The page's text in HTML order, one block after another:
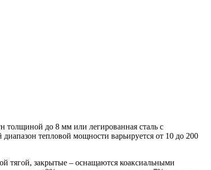
толщиной до 8 мм или легированная сталь с
тепловой мощности варьируется от 10 до 200
тягой, закрытые – оснащаются коаксиальными